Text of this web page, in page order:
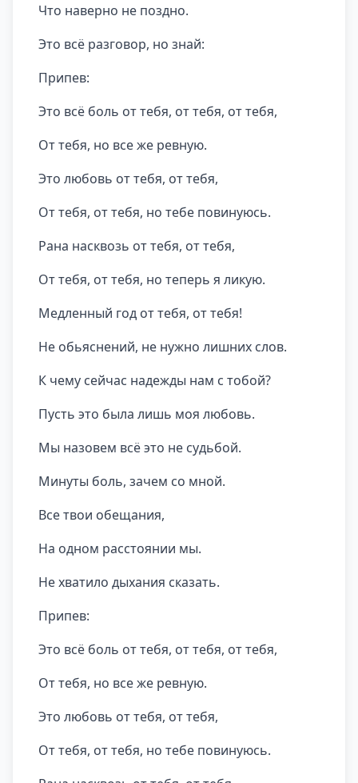
Что наверно не поздно.
Это всё разговор, но знай:
Припев:
Это всё боль от тебя, от тебя, от тебя,
От тебя, но все же ревную.
Это любовь от тебя, от тебя,
От тебя, от тебя, но тебе повинуюсь.
Рана насквозь от тебя, от тебя,
От тебя, от тебя, но теперь я ликую.
Медленный год от тебя, от тебя!
Не обьяснений, не нужно лишних слов.
К чему сейчас надежды нам с тобой?
Пусть это была лишь моя любовь.
Мы назовем всё это не судьбой.
Минуты боль, зачем со мной.
Все твои обещания,
На одном расстоянии мы.
Не хватило дыхания сказать.
Припев:
Это всё боль от тебя, от тебя, от тебя,
От тебя, но все же ревную.
Это любовь от тебя, от тебя,
От тебя, от тебя, но тебе повинуюсь.